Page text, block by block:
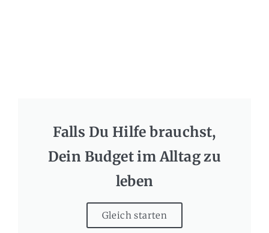
Falls Du Hilfe brauchst,
Dein Budget im Alltag zu
leben
Gleich starten